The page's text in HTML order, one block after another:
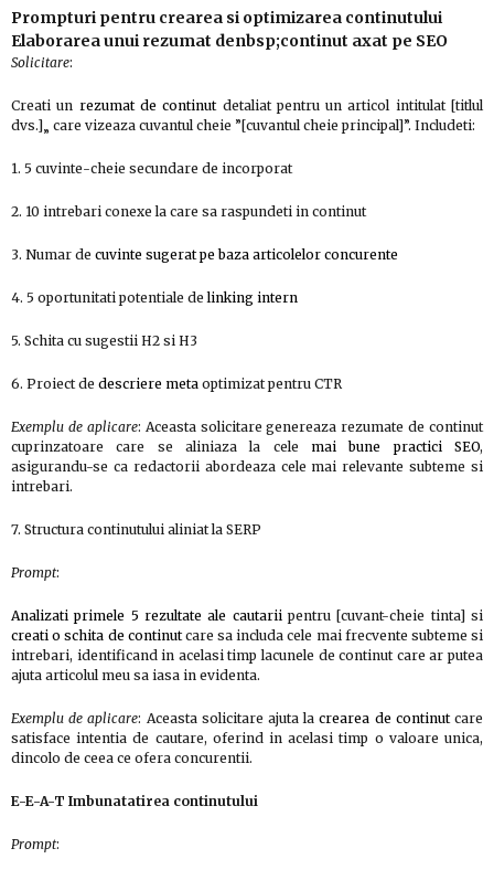
Prompturi pentru crearea si optimizarea continutului
Elaborarea unui rezumat denbsp;continut axat pe SEO
Solicitare:
Creati un rezumat de continutdetaliat pentru un articol intitulat [titlul
dvs.]„ care vizeaza cuvantul cheie ”[cuvantul cheie principal]”. Includeti:
1. 5 cuvinte-cheie secundare de incorporat
2. 10 intrebari conexe la care sa raspundeti in continut
3. Numar de cuvinte sugerat pe baza articolelor concurente
4. 5 oportunitati potentiale delinking intern
5. Schita cu sugestii H2 si H3
6. Proiect de descriere meta optimizat pentru CTR
Exemplu de aplicare: Aceasta solicitare genereaza rezumate de continut
cuprinzatoare care se aliniaza la cele mai bune practici SEO,
asigurandu-se ca redactorii abordeaza cele mai relevante subteme si
intrebari.
7. Structura continutului aliniat la SERP
Prompt:
Analizati primele 5 rezultate ale cautariipentru [cuvant-cheie tinta] si
creati o schita de continutcare sa includa cele mai frecvente subteme si
intrebari, identificand in acelasi timp lacunele de continut care ar putea
ajuta articolul meu sa iasa in evidenta.
Exemplu de aplicare: Aceasta solicitare ajuta lacrearea de continutcare
satisface intentia de cautare, oferind in acelasi timp o valoare unica,
dincolo de ceea ce ofera concurentii.
E-E-A-T Imbunatatirea continutului
Prompt: